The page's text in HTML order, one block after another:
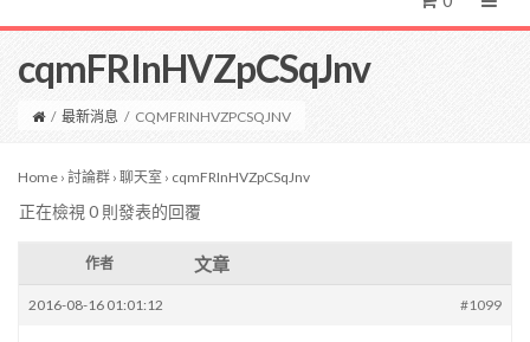
cqmFRInHVZpCSqJnv
/ 最新消息 / CQMFRINHVZPCSQJNV
Home › 討論群 › 聊天室 › cqmFRInHVZpCSqJnv
正在檢視 0 則發表的回覆
作者 文章
2016-08-16 01:01:12 #1099